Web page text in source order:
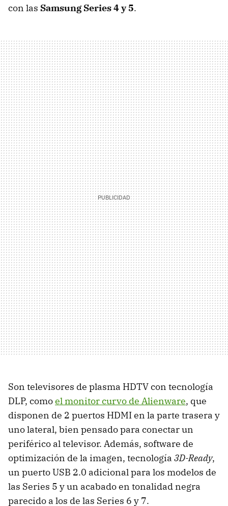
con las Samsung Series 4 y 5.
Son televisores de plasma HDTV con tecnología
DLP, comoel monitor curvo de Alienware, que
disponen de 2 puertos HDMI en la parte trasera y
uno lateral, bien pensado para conectar un
periférico al televisor. Además, software de
optimización de la imagen, tecnología 3D-Ready,
un puerto USB 2.0 adicional para los modelos de
las Series 5 y un acabado en tonalidad negra
parecido a los de las Series 6 y 7.